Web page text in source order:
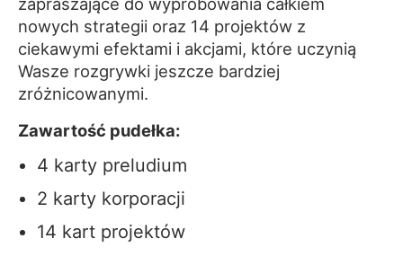
nowych strategii oraz 14 projektów z
ciekawymi efektami i akcjami, które uczynią
Wasze rozgrywki jeszcze bardziej
zróżnicowanymi.
Zawartość pudełka:
4 karty preludium
2 karty korporacji
14 kart projektów